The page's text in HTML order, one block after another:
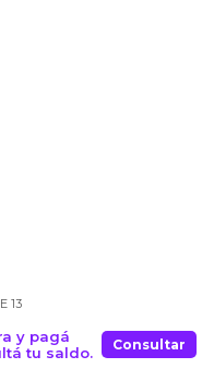
13
y pagá
tu saldo.
Consultar